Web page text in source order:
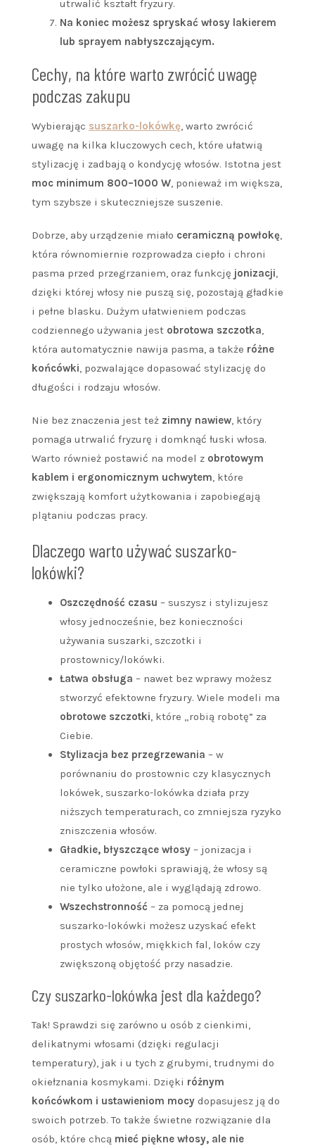
utrwalić kształt fryzury.
Na koniec możesz spryskać włosy lakierem
lub sprayem nabłyszczającym.
Cechy, na które warto zwrócić uwagę
podczas zakupu
Wybierając suszarko-lokówkę, warto zwrócić
uwagę na kilka kluczowych cech, które ułatwią
stylizację i zadbają o kondycję włosów. Istotna jest
moc minimum 800–1000 W, ponieważ im większa,
tym szybsze i skuteczniejsze suszenie.
Dobrze, aby urządzenie miało ceramiczną powłokę,
która równomiernie rozprowadza ciepło i chroni
pasma przed przegrzaniem, oraz funkcję jonizacji,
dzięki której włosy nie puszą się, pozostają gładkie
i pełne blasku. Dużym ułatwieniem podczas
codziennego używania jest obrotowa szczotka,
która automatycznie nawija pasma, a także różne
końcówki, pozwalające dopasować stylizację do
długości i rodzaju włosów.
Nie bez znaczenia jest też zimny nawiew, który
pomaga utrwalić fryzurę i domknąć łuski włosa.
Warto również postawić na model z obrotowym
kablem i ergonomicznym uchwytem, które
zwiększają komfort użytkowania i zapobiegają
plątaniu podczas pracy.
Dlaczego warto używać suszarko-
lokówki?
Oszczędność czasu – suszysz i stylizujesz
włosy jednocześnie, bez konieczności
używania suszarki, szczotki i
prostownicy/lokówki.
Łatwa obsługa – nawet bez wprawy możesz
stworzyć efektowne fryzury. Wiele modeli ma
obrotowe szczotki, które „robią robotę” za
Ciebie.
Stylizacja bez przegrzewania – w
porównaniu do prostownic czy klasycznych
lokówek, suszarko-lokówka działa przy
niższych temperaturach, co zmniejsza ryzyko
zniszczenia włosów.
Gładkie, błyszczące włosy – jonizacja i
ceramiczne powłoki sprawiają, że włosy są
nie tylko ułożone, ale i wyglądają zdrowo.
Wszechstronność – za pomocą jednej
suszarko-lokówki możesz uzyskać efekt
prostych włosów, miękkich fal, loków czy
zwiększoną objętość przy nasadzie.
Czy suszarko-lokówka jest dla każdego?
Tak! Sprawdzi się zarówno u osób z cienkimi,
delikatnymi włosami (dzięki regulacji
temperatury), jak i u tych z grubymi, trudnymi do
okiełznania kosmykami. Dzięki różnym
końcówkom i ustawieniom mocy dopasujesz ją do
swoich potrzeb. To także świetne rozwiązanie dla
osób, które chcą mieć piękne włosy, ale nie